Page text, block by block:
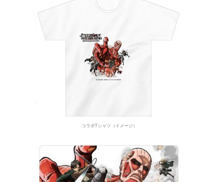
コラボTシャツ（イメージ）